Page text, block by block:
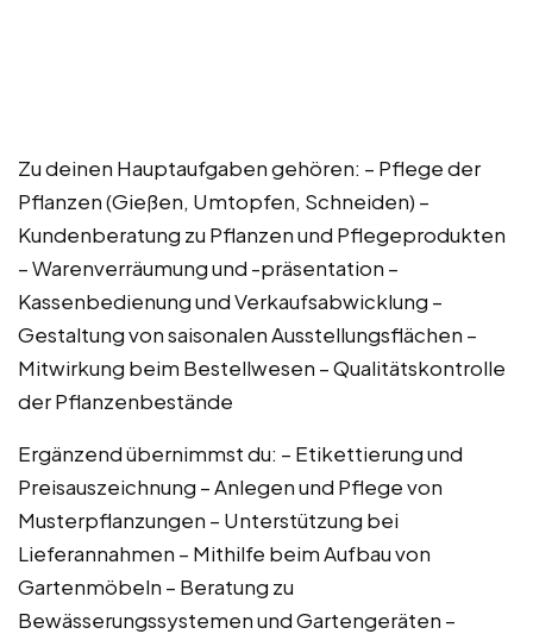
Zu deinen Hauptaufgaben gehören: – Pflege der
Pflanzen (Gießen, Umtopfen, Schneiden) –
Kundenberatung zu Pflanzen und Pflegeprodukten
– Warenverräumung und -präsentation –
Kassenbedienung und Verkaufsabwicklung –
Gestaltung von saisonalen Ausstellungsflächen –
Mitwirkung beim Bestellwesen – Qualitätskontrolle
der Pflanzenbestände
Ergänzend übernimmst du: – Etikettierung und
Preisauszeichnung – Anlegen und Pflege von
Musterpflanzungen – Unterstützung bei
Lieferannahmen – Mithilfe beim Aufbau von
Gartenmöbeln – Beratung zu
Bewässerungssystemen und Gartengeräten –